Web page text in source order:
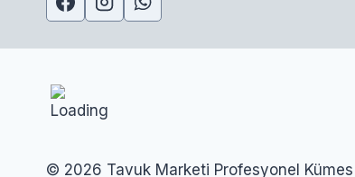
© 2026 Tavuk Marketi Profesyonel Kümes